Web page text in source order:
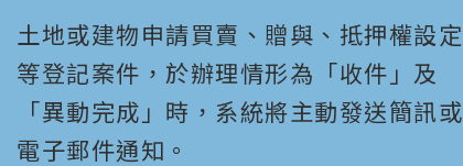
土地或建物申請買賣、贈與、抵押權設定
等登記案件，於辦理情形為「收件」及
「異動完成」時，系統將主動發送簡訊或
電子郵件通知。